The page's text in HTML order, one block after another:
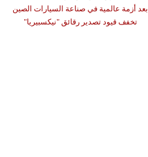
بعد أزمة عالمية في صناعة السيارات الصين
تخفف قيود تصدير رقائق "نيكسبيريا"